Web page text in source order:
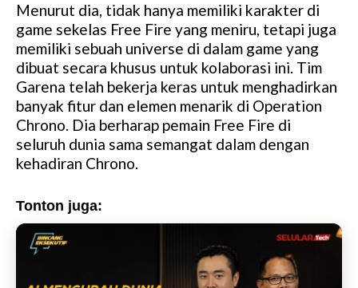
Menurut dia, tidak hanya memiliki karakter di
game sekelas Free Fire yang meniru, tetapi juga
memiliki sebuah universe di dalam game yang
dibuat secara khusus untuk kolaborasi ini. Tim
Garena telah bekerja keras untuk menghadirkan
banyak fitur dan elemen menarik di Operation
Chrono. Dia berharap pemain Free Fire di
seluruh dunia sama semangat dalam dengan
kehadiran Chrono.
Tonton juga: